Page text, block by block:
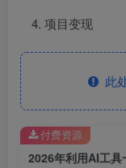
项目变现
此
付费资源